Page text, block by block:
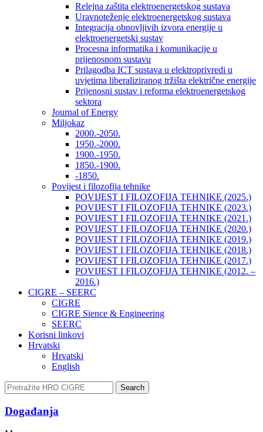
Relejna zaštita elektroenergetskog sustava
Uravnoteženje elektroenergetskog sustava
Integracija obnovljivih izvora energije u
elektroenergetski sustav
Procesna informatika i komunikacije u
prijenosnom sustavu
Prilagodba ICT sustava u elektroprivredi u
uvjetima liberaliziranog tržišta električne energije
Prijenosni sustav i reforma elektroenergetskog
sektora
Journal of Energy
Miljokaz
2000.-2050.
1950.-2000.
1900.-1950.
1850.-1900.
-1850.
Povijest i filozofija tehnike
POVIJEST I FILOZOFIJA TEHNIKE (2025.)
POVIJEST I FILOZOFIJA TEHNIKE (2023.)
POVIJEST I FILOZOFIJA TEHNIKE (2021.)
POVIJEST I FILOZOFIJA TEHNIKE (2020.)
POVIJEST I FILOZOFIJA TEHNIKE (2019.)
POVIJEST I FILOZOFIJA TEHNIKE (2018.)
POVIJEST I FILOZOFIJA TEHNIKE (2017.)
POVIJEST I FILOZOFIJA TEHNIKE (2012. –
2016.)
CIGRE – SEERC
CIGRE
CIGRE Sience & Engineering
SEERC
Korisni linkovi
Hrvatski
Hrvatski
English
Search
Događanja​